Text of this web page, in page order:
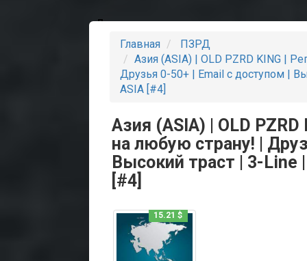
Для поставщиков
Главная
ПЗРД
Азия (ASIA) | OLD PZRD KING |
Друзья 0-50+ | Email с доступом |
ASIA [#4]
Азия (ASIA) | OLD
на любую страну! |
Высокий траст | 3-Line
[#4]
15.21 $